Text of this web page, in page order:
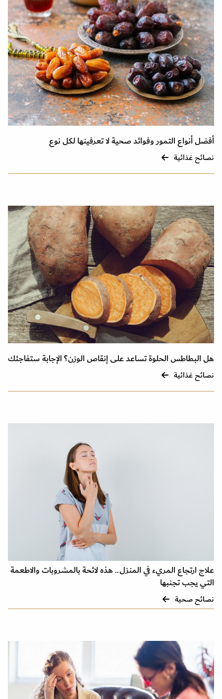
أفضل أنواع التمور وفوائد صحية لا تعرفينها لكل نوع
نصائح غذائية
هل البطاطس الحلوة تساعد على إنقاص الوزن؟ الإجابة ستفاجئك
نصائح غذائية
علاج ارتجاع المريء في المنزل.. هذه لائحة بالمشروبات والاطعمة
التي يجب تجنبها
نصائح صحية